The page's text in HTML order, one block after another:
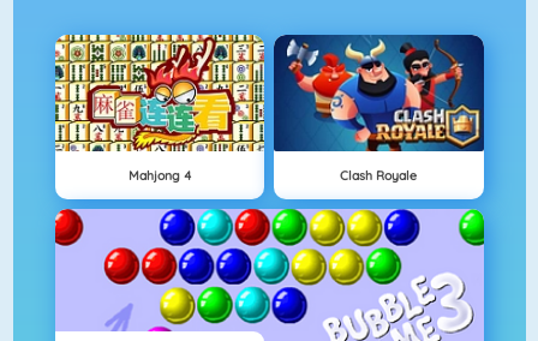
Mahjong 4 Clash Royale